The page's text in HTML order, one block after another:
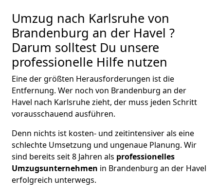
Umzug nach Karlsruhe von
Brandenburg an der Havel ?
Darum solltest Du unsere
professionelle Hilfe nutzen
Eine der größten Herausforderungen ist die
Entfernung. Wer noch von Brandenburg an der
Havel nach Karlsruhe zieht, der muss jeden Schritt
vorausschauend ausführen.
Denn nichts ist kosten- und zeitintensiver als eine
schlechte Umsetzung und ungenaue Planung. Wir
sind bereits seit 8 Jahren als professionelles
Umzugsunternehmen in Brandenburg an der Havel
erfolgreich unterwegs.